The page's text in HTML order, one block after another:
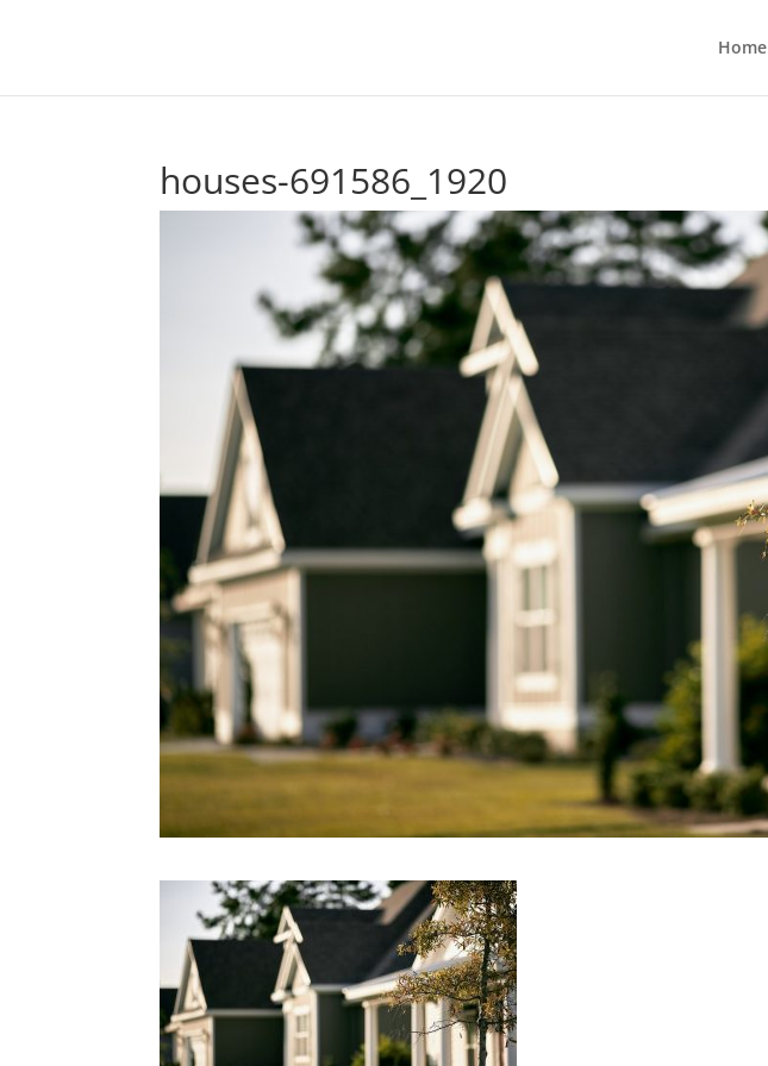
Home
houses-691586_1920